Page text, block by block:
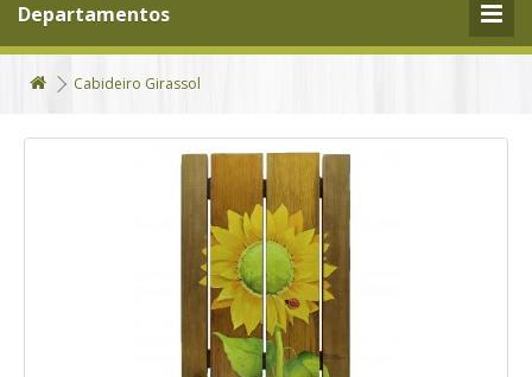
Departamentos
Cabideiro Girassol